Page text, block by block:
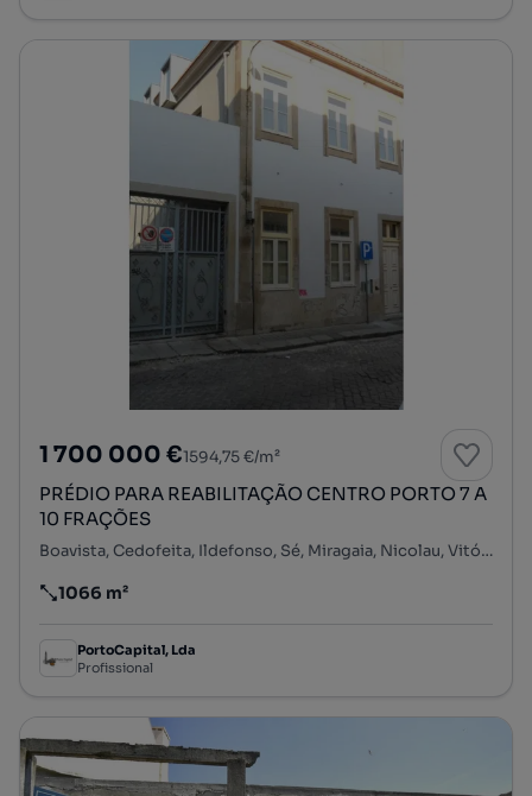
1 700 000 €1594,75 €/m²
PRÉDIO PARA REABILITAÇÃO CENTRO PORTO 7 A
10 FRAÇÕES
Boavista, Cedofeita, Ildefonso, Sé, Miragaia, Nicolau, Vitória, Porto, Porto
Preço por metro quadrado
1066 m²
PortoCapital, Lda
Profissional